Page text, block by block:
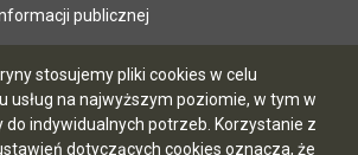
stosujemy pliki cookies w celu
usług na najwyższym poziomie, w tym w
indywidualnych potrzeb. Korzystanie z
dotyczących cookies oznacza, że
publicznej